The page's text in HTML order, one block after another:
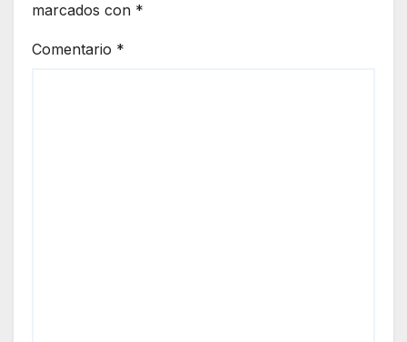
marcados con *
Comentario *